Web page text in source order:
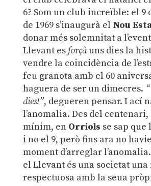
6? Som un club increïble: el 9
de 1969 s’inaugurà el Nou
donar més solemnitat a
Llevant es forçàuns dies la
vendre la coincidència de
feu granota amb el 60
haguera de ser un dimecres.
dies!”, degueren pensar. I ací
l’anomalia. Des del centenari,
mínim, en Orriols se sap que
i no el 9, però fins ara no
moment d’arreglar
el Llevant és una societat
respectuosa amb la seua